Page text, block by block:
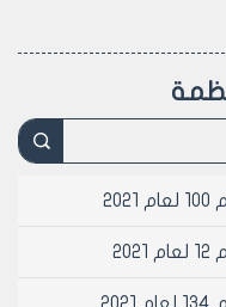
مبدئية عن قيمة المتر المربع
على قيمة العقد